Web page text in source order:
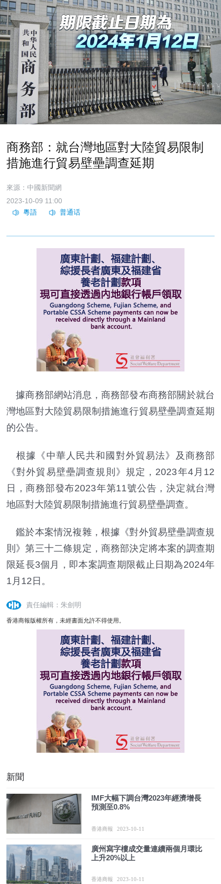
商務部：就台灣地區對大陸貿易限制
措施進行貿易壁壘調查延期
來源：中國新聞網
2023-10-09 11:00
據商務部網站消息，商務部發布商務部關於就台
灣地區對大陸貿易限制措施進行貿易壁壘調查延期
的公告。
根據《中華人民共和國對外貿易法》及商務部
《對外貿易壁壘調查規則》規定，2023年4月12
日，商務部發布2023年第11號公告，決定就台灣
地區對大陸貿易限制措施進行貿易壁壘調查。
鑑於本案情況複雜，根據《對外貿易壁壘調查規
則》第三十二條規定，商務部決定將本案的調查期
限延長3個月，即本案調查期限截止日期為2024年
1月12日。
責任編輯：朱劍明
香港商報版權所有，未經書面允許不得使用。
新聞
IMF大幅下調台灣2023年經濟增長
預測至0.8%
香港商報 2023-10-11
廣州寫字樓成交量連續兩個月環比
上升20%以上
香港商報 2023-10-11